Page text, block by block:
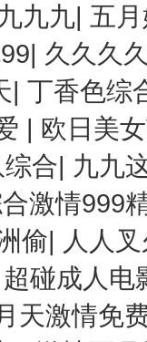
九九| 五
| 久久久
| 丁香色综
| 欧日美
合| 九九
激情999
偷| 人人
超碰成人电
天激情免